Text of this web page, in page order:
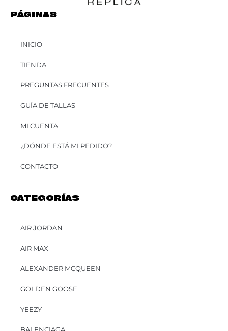
PÁGINAS
INICIO
TIENDA
PREGUNTAS FRECUENTES
GUÍA DE TALLAS
MI CUENTA
¿DÓNDE ESTÁ MI PEDIDO?
CONTACTO
CATEGORÍAS
AIR JORDAN
AIR MAX
ALEXANDER MCQUEEN
GOLDEN GOOSE
YEEZY